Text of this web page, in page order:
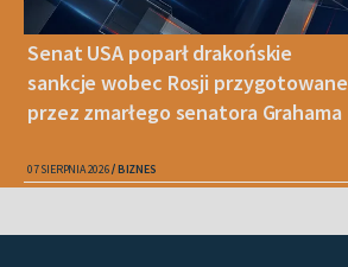
Senat USA poparł drakońskie
sankcje wobec Rosji przygotowane
przez zmarłego senatora Grahama
07 SIERPNIA 2026 BIZNES